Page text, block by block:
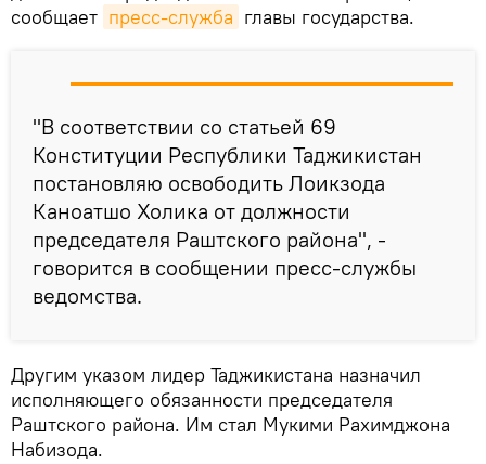
сообщает пресс-служба главы государства.
"В соответствии со статьей 69
Конституции Республики Таджикистан
постановляю освободить Лоикзода
Каноатшо Холика от должности
председателя Раштского района", -
говорится в сообщении пресс-службы
ведомства.
Другим указом лидер Таджикистана назначил
исполняющего обязанности председателя
Раштского района. Им стал Мукими Рахимджона
Набизода.